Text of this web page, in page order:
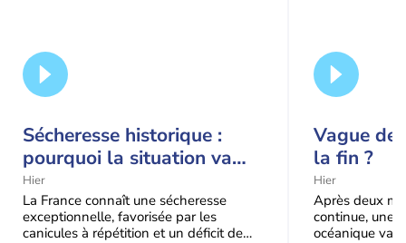
Sécheresse historique :
pourquoi la situation va
encore s'aggraver jusqu'à
la mi-août
Hier
La France connaît une sécheresse
exceptionnelle, favorisée par les
canicules à répétition et un déficit de
Vague de
la fin ?
Hier
Après deux
continue, une
océanique va